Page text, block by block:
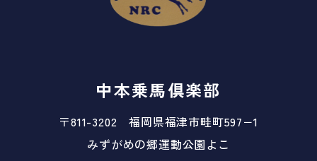
中本乗馬倶楽部
〒811-3202 福岡県福津市畦町597−1
みずがめの郷運動公園よこ